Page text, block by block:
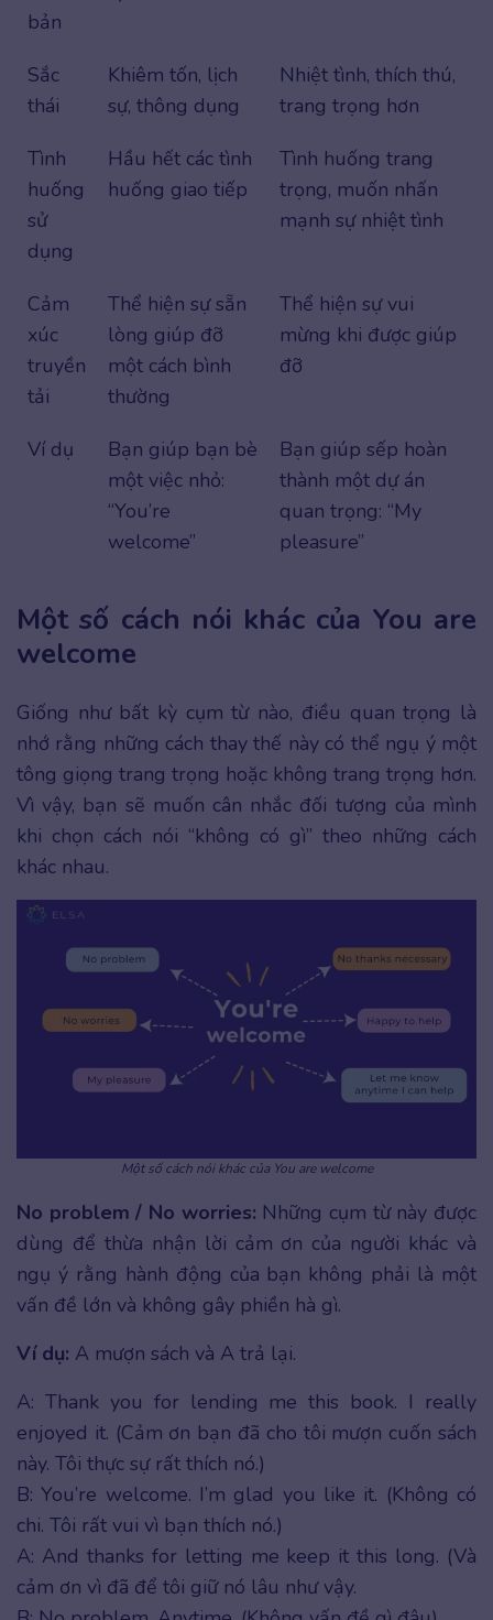
bản
Sắc
thái
Khiêm tốn, lịch
sự, thông dụng
Nhiệt tình, thích thú,
trang trọng hơn
Tình
huống
sử
dụng
Hầu hết các tình
huống giao tiếp
Tình huống trang
trọng, muốn nhấn
mạnh sự nhiệt tình
Cảm
xúc
truyền
tải
Thể hiện sự sẵn
lòng giúp đỡ
một cách bình
thường
Thể hiện sự vui
mừng khi được giúp
đỡ
Ví dụ
Bạn giúp bạn bè
một việc nhỏ:
“You’re
welcome”
Bạn giúp sếp hoàn
thành một dự án
quan trọng: “My
pleasure”
Một số cách nói khác của You are
welcome
Giống như bất kỳ cụm từ nào, điều quan trọng là
nhớ rằng những cách thay thế này có thể ngụ ý một
tông giọng trang trọng hoặc không trang trọng hơn.
Vì vậy, bạn sẽ muốn cân nhắc đối tượng của mình
khi chọn cách nói “không có gì” theo những cách
khác nhau.
Một số cách nói khác của You are welcome
No problem / No worries: Những cụm từ này được
dùng để thừa nhận lời cảm ơn của người khác và
ngụ ý rằng hành động của bạn không phải là một
vấn đề lớn và không gây phiền hà gì.
Ví dụ: A mượn sách và A trả lại.
A: Thank you for lending me this book. I really
enjoyed it. (Cảm ơn bạn đã cho tôi mượn cuốn sách
này. Tôi thực sự rất thích nó.)
B: You’re welcome. I’m glad you like it. (Không có
chi. Tôi rất vui vì bạn thích nó.)
A: And thanks for letting me keep it this long. (Và
cảm ơn vì đã để tôi giữ nó lâu như vậy.